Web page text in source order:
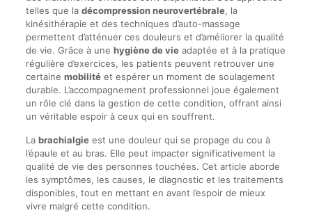
telles que la décompression neurovertébrale, la
kinésithérapie et des techniques d’auto-massage
permettent d’atténuer ces douleurs et d’améliorer la qualité
de vie. Grâce à une hygiène de vieadaptée et à la pratique
régulière d’exercices, les patients peuvent retrouver une
certaine mobilitéet espérer un moment de soulagement
durable. L’accompagnement professionnel joue également
un rôle clé dans la gestion de cette condition, offrant ainsi
un véritable espoir à ceux qui en souffrent.
La brachialgieest une douleur qui se propage du cou à
l’épaule et au bras. Elle peut impacter significativement la
qualité de vie des personnes touchées. Cet article aborde
les symptômes, les causes, le diagnostic et les traitements
disponibles, tout en mettant en avant l’espoir de mieux
vivre malgré cette condition.